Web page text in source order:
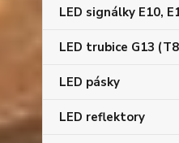
LED signálky E10,
LED trubice G13
LED pásky
LED reflektory